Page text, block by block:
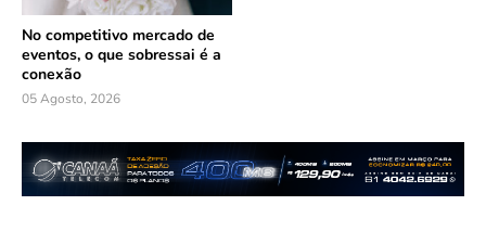
No competitivo mercado de
eventos, o que sobressai é a
conexão
05 Agosto, 2026